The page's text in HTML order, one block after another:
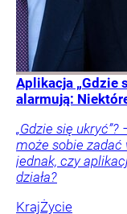
Aplikacja „Gdzie
alarmują:
„Gdzie się
może sobie zadać
jednak, czy
działa?
KrajŻycie